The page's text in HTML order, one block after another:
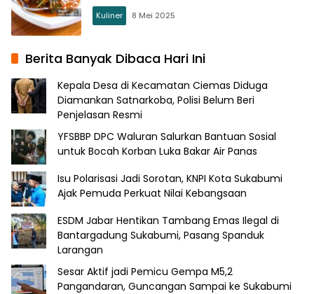
Kuliner 8 Mei 2025
Berita Banyak Dibaca Hari Ini
Kepala Desa di Kecamatan Ciemas Diduga
Diamankan Satnarkoba, Polisi Belum Beri
Penjelasan Resmi
YFSBBP DPC Waluran Salurkan Bantuan Sosial
untuk Bocah Korban Luka Bakar Air Panas
Isu Polarisasi Jadi Sorotan, KNPI Kota Sukabumi
Ajak Pemuda Perkuat Nilai Kebangsaan
ESDM Jabar Hentikan Tambang Emas Ilegal di
Bantargadung Sukabumi, Pasang Spanduk
Larangan
Sesar Aktif jadi Pemicu Gempa M5,2
Pangandaran, Guncangan Sampai ke Sukabumi